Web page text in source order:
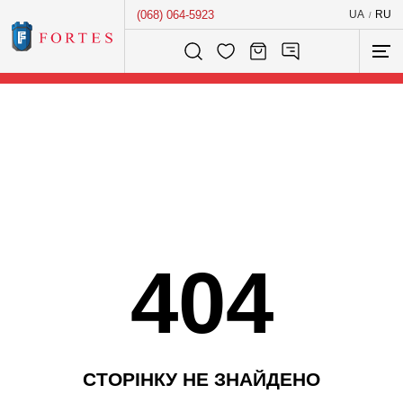
(068) 064-5923 UA / RU
Розумний пошук...
404
СТОРІНКУ НЕ ЗНАЙДЕНО